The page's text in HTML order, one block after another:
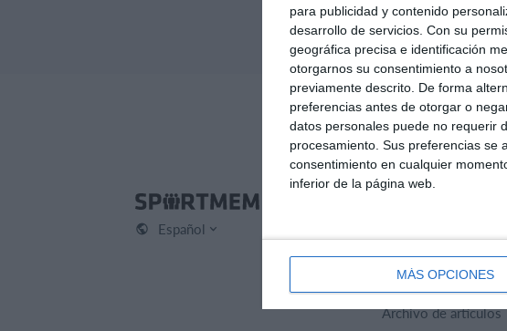
para publicidad y contenido
desarrollo de servicios. Con su
geográfica precisa e identificación
otorgarnos su consentimiento a
previamente descrito. De forma
preferencias antes de otorgar o
datos personales puede no requerir
procesamiento. Sus preferencias se
consentimiento en cualquier
inferior de la página web.
MÁS OPCIONES
Español
¿Quiénes somos?
Archivo de artículos